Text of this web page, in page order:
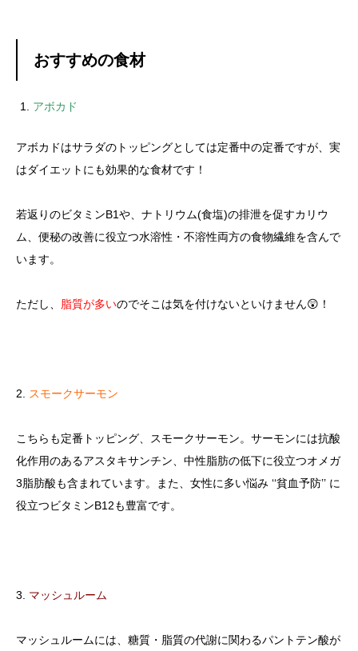
おすすめの食材
アボカド
アボカドはサラダのトッピングとしては定番中の定番ですが、実
はダイエットにも効果的な食材です！
若返りのビタミンB1や、ナトリウム(食塩)の排泄を促すカリウ
ム、便秘の改善に役立つ水溶性・不溶性両方の食物繊維を含んで
います。
ただし、 脂質が多いのでそこは気を付けないといけません😲！
2. スモークサーモン
こちらも定番トッピング、スモークサーモン。サーモンには抗酸
化作用のあるアスタキサンチン、中性脂肪の低下に役立つオメガ
3脂肪酸も含まれています。また、女性に多い悩み ‘‘貧血予防’’ に
役立つビタミンB12も豊富です。
3. マッシュルーム
マッシュルームには、糖質・脂質の代謝に関わるパントテン酸が